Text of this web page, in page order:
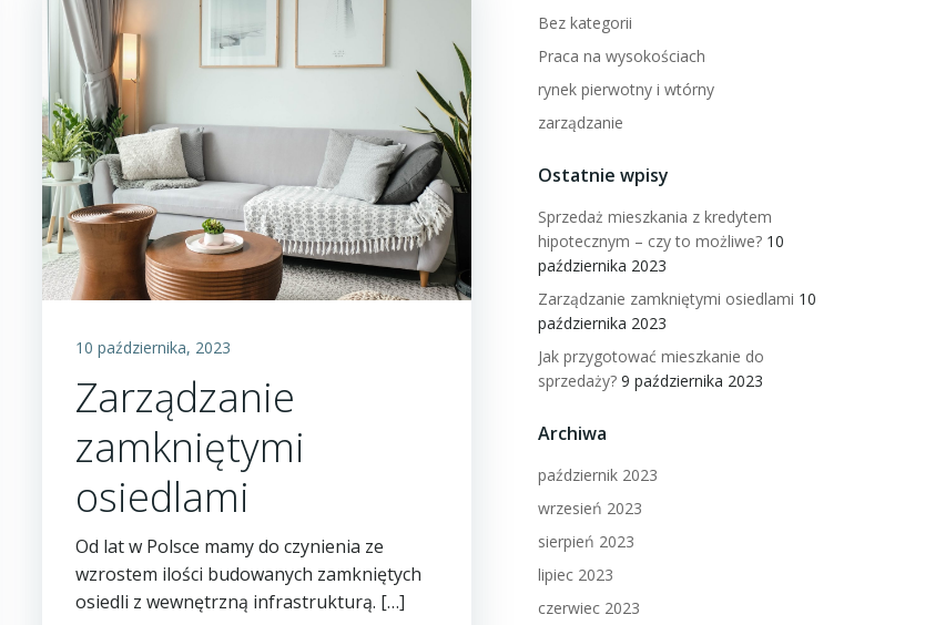
10 października, 2023
Zarządzanie
zamkniętymi
osiedlami
Od lat w Polsce mamy do czynienia ze
wzrostem ilości budowanych zamkniętych
osiedli z wewnętrzną infrastrukturą. […]
Bez kategorii
Praca na wysokościach
rynek pierwotny i wtórny
zarządzanie
Ostatnie wpisy
Sprzedaż mieszkania z kredytem
hipotecznym – czy to możliwe? 10
października 2023
Zarządzanie zamkniętymi osiedlami 10
października 2023
Jak przygotować mieszkanie do
sprzedaży? 9 października 2023
Archiwa
październik 2023
wrzesień 2023
sierpień 2023
lipiec 2023
czerwiec 2023